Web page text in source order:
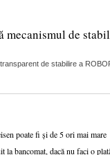
mecanismul de
de stabilire a
poate fi și de 5 ori mai mare
la bancomat, dacă nu faci o